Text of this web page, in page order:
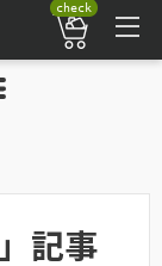
check
記事